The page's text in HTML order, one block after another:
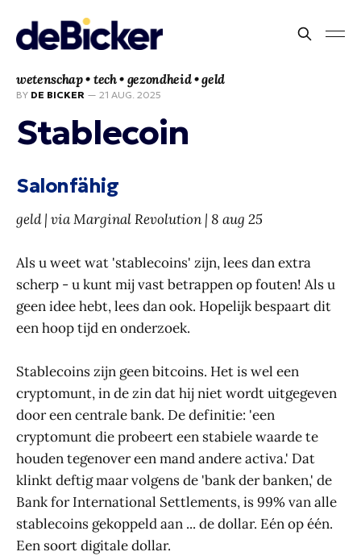
wetenschap • tech • gezondheid • geld
BY DE BICKER — 21 AUG. 2025
Stablecoin
Salonfähig
geld | via Marginal Revolution | 8 aug 25
Als u weet wat 'stablecoins' zijn, lees dan extra
scherp - u kunt mij vast betrappen op fouten! Als u
geen idee hebt, lees dan ook. Hopelijk bespaart dit
een hoop tijd en onderzoek.
Stablecoins zijn geen bitcoins. Het is wel een
cryptomunt, in de zin dat hij niet wordt uitgegeven
door een centrale bank. De definitie: 'een
cryptomunt die probeert een stabiele waarde te
houden tegenover een mand andere activa.' Dat
klinkt deftig maar volgens de 'bank der banken,' de
Bank for International Settlements, is 99% van alle
stablecoins gekoppeld aan ... de dollar. Eén op één.
Een soort digitale dollar.